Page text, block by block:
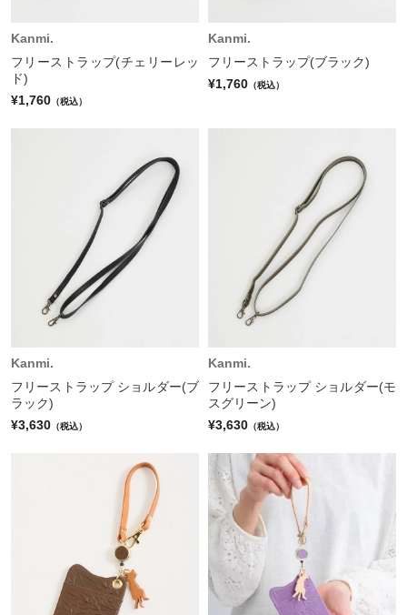
Kanmi.
フリーストラップ(チェリーレッ
ド)
¥1,760 （税込）
Kanmi.
フリーストラップ(ブラック)
¥1,760 （税込）
Kanmi.
フリーストラップ ショルダー(ブ
ラック)
¥3,630 （税込）
Kanmi.
フリーストラップ ショルダー(モ
スグリーン)
¥3,630 （税込）